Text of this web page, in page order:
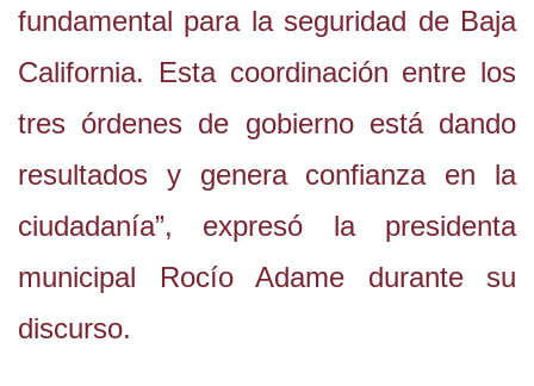
fundamental para la seguridad de Baja
California. Esta coordinación entre los
tres órdenes de gobierno está dando
resultados y genera confianza en la
ciudadanía”, expresó la presidenta
municipal Rocío Adame durante su
discurso.